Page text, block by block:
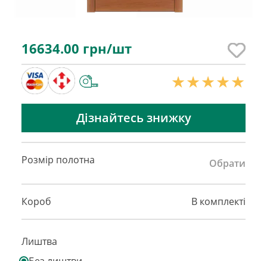
16634.00 грн/шт
Дізнайтесь знижку
Розмір полотна Обрати
Короб В комплекті
Лиштва